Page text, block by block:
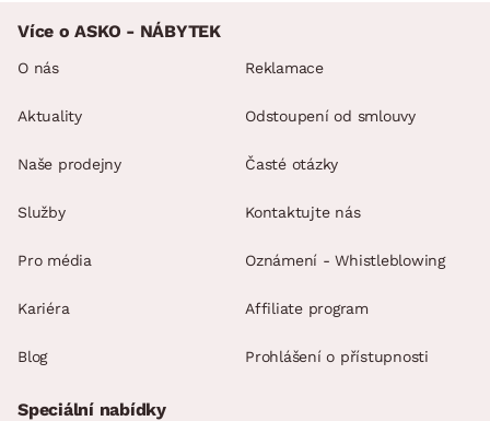
Více o ASKO - NÁBYTEK
O nás
Aktuality
Naše prodejny
Služby
Pro média
Kariéra
Blog
Reklamace
Odstoupení od smlouvy
Časté otázky
Kontaktujte nás
Oznámení - Whistleblowing
Affiliate program
Prohlášení o přístupnosti
Speciální nabídky